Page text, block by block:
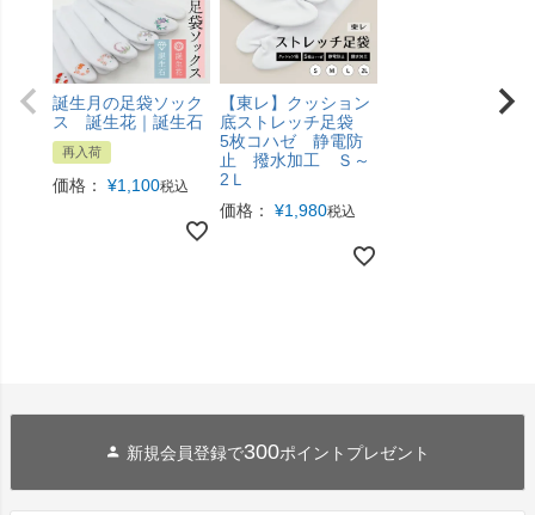
誕生月の足袋ソック
ス 誕生花｜誕生石
再入荷
価格： ¥1,100税込
【東レ】クッション
底ストレッチ足袋
5枚コハゼ 静電防
止 撥水加工 Ｓ～
2Ｌ
価格：
¥1,980税込
新規会員登録で300ポイントプレゼント